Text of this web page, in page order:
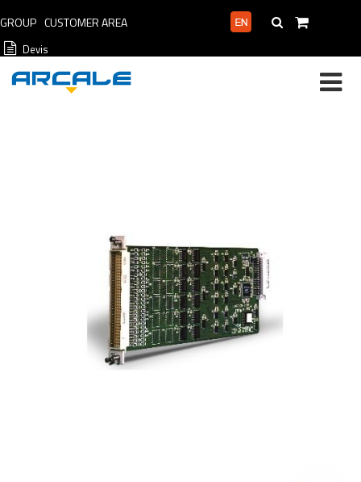
GROUP CUSTOMER AREA
Devis